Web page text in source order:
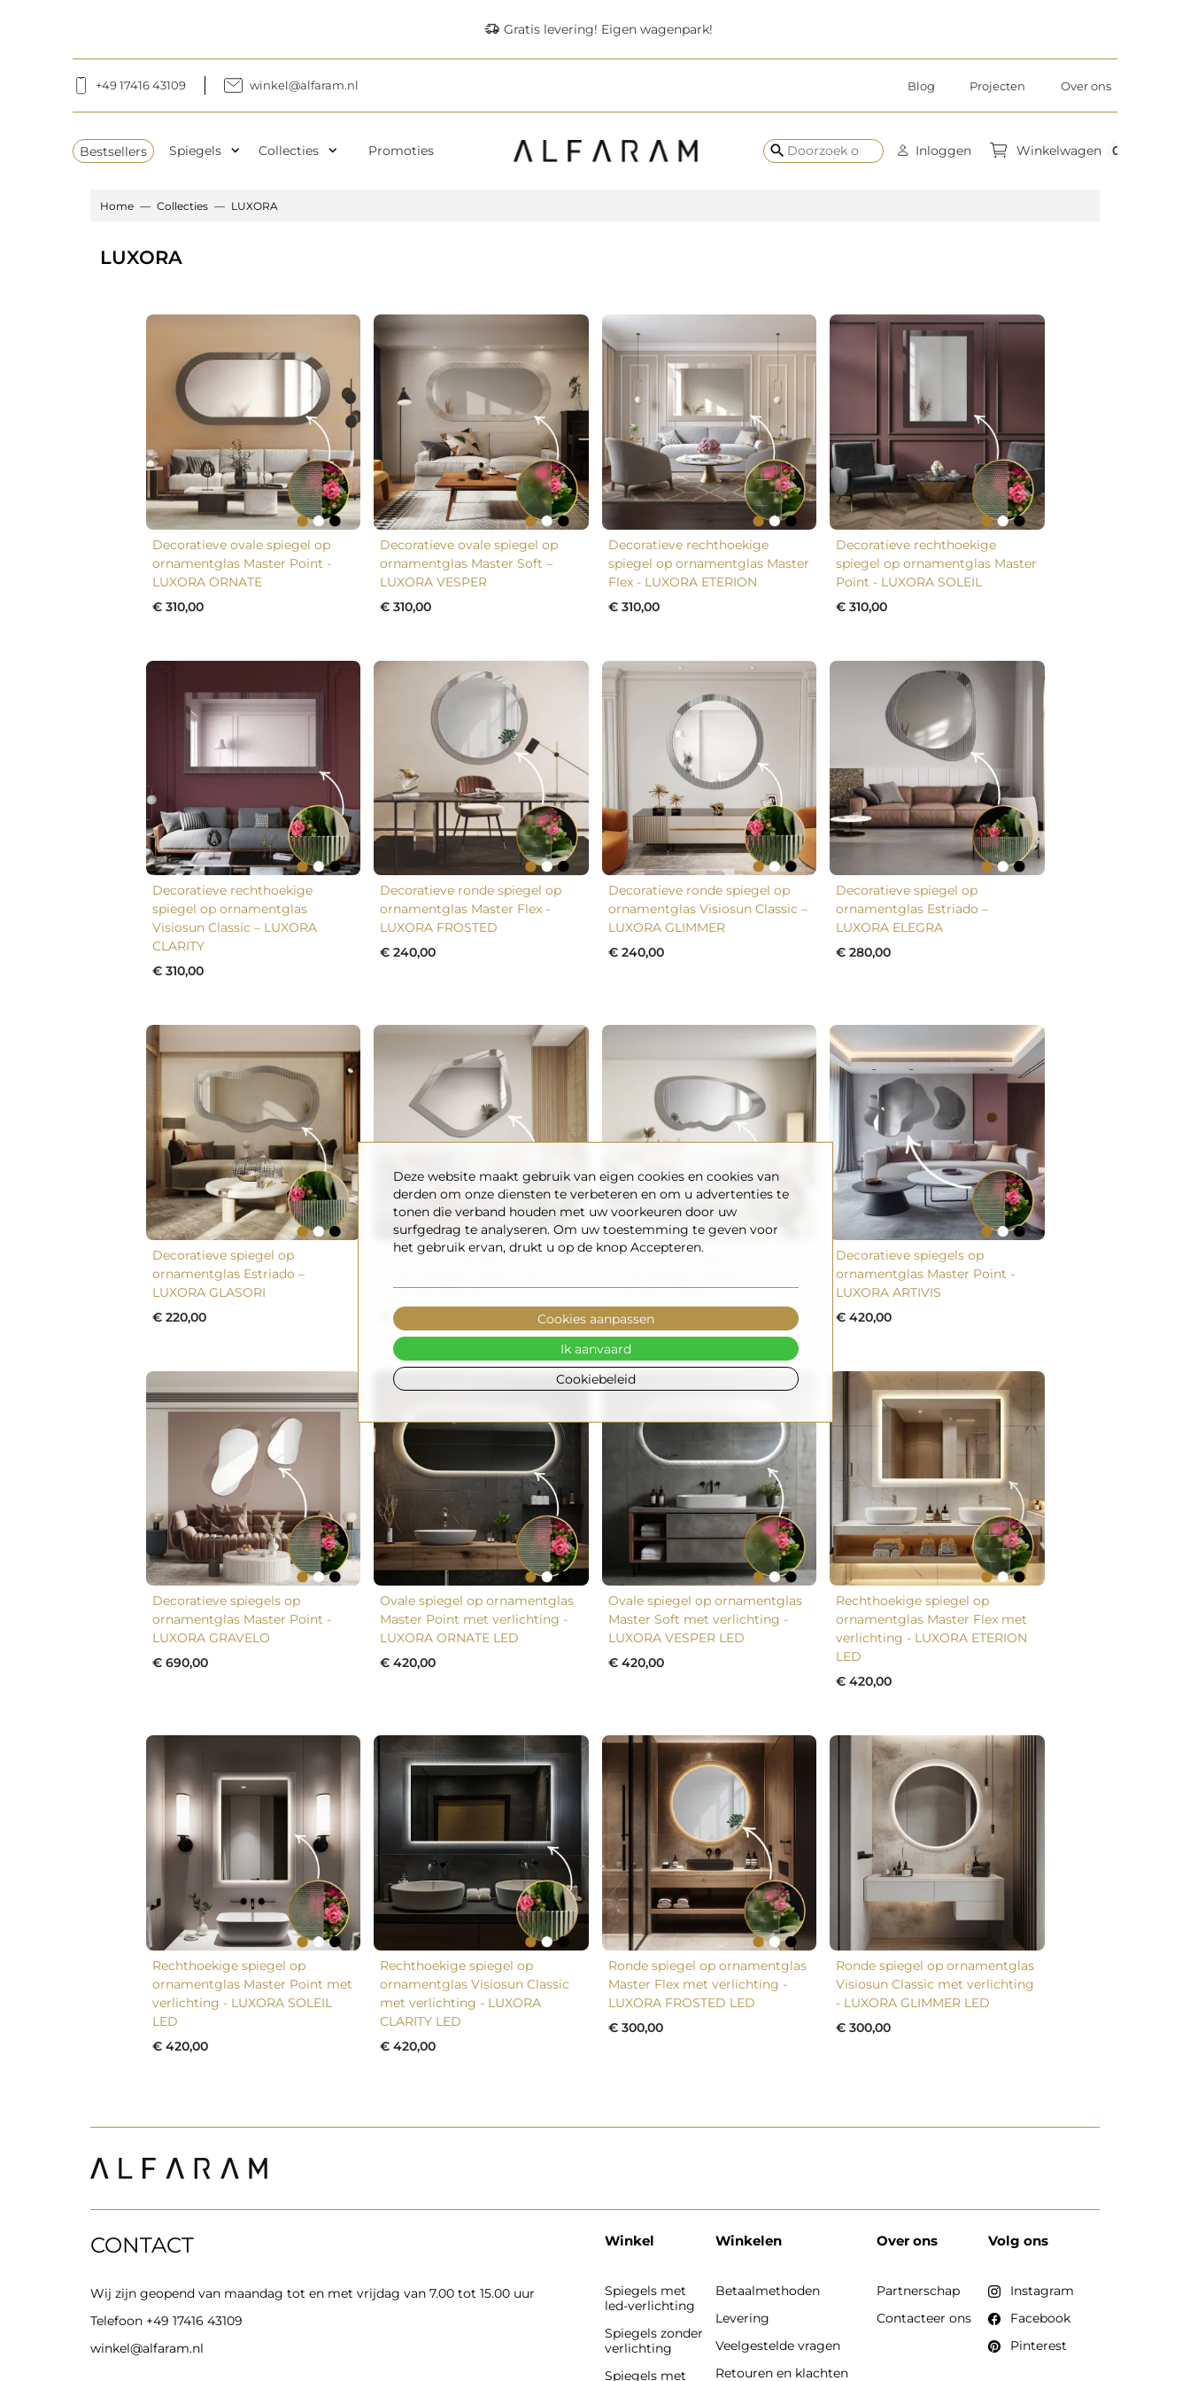
delivery_truck_speed Gratis levering! Eigen wagenpark!
+49 17416 43109 winkel@alfaram.nl Blog Projecten Over ons
Bestsellers Spiegels expand_more Collecties expand_more Promoties search Inloggen Winkelwagen 0
Home Collecties LUXORA
LUXORA
Decoratieve ovale spiegel op
ornamentglas Master Point -
LUXORA ORNATE
€ 310,00
Decoratieve ovale spiegel op
ornamentglas Master Soft –
LUXORA VESPER
€ 310,00
Decoratieve rechthoekige
spiegel op ornamentglas Master
Flex - LUXORA ETERION
€ 310,00
Decoratieve rechthoekige
spiegel op ornamentglas Master
Point - LUXORA SOLEIL
€ 310,00
Decoratieve rechthoekige
spiegel op ornamentglas
Visiosun Classic – LUXORA
CLARITY
€ 310,00
Decoratieve ronde spiegel op
ornamentglas Master Flex -
LUXORA FROSTED
€ 240,00
Decoratieve ronde spiegel op
ornamentglas Visiosun Classic –
LUXORA GLIMMER
€ 240,00
Decoratieve spiegel op
ornamentglas Estriado –
LUXORA ELEGRA
€ 280,00
Decoratieve spiegel op
ornamentglas Estriado –
LUXORA GLASORI
€ 220,00
Decoratieve spiegel op
LUXORA PRISTAL
€ 240,00
Decoratieve spiegel op
LUXORA VITRALIS
€ 310,00
Decoratieve spiegels op
ornamentglas Master Point -
LUXORA ARTIVIS
€ 420,00
Decoratieve spiegels op
ornamentglas Master Point -
LUXORA GRAVELO
€ 690,00
Ovale spiegel op ornamentglas
Master Point met verlichting -
LUXORA ORNATE LED
€ 420,00
Ovale spiegel op ornamentglas
Master Soft met verlichting -
LUXORA VESPER LED
€ 420,00
Rechthoekige spiegel op
ornamentglas Master Flex met
verlichting - LUXORA ETERION
LED
€ 420,00
Rechthoekige spiegel op
ornamentglas Master Point met
verlichting - LUXORA SOLEIL
LED
€ 420,00
Rechthoekige spiegel op
ornamentglas Visiosun Classic
met verlichting - LUXORA
CLARITY LED
€ 420,00
Ronde spiegel op ornamentglas
Master Flex met verlichting -
LUXORA FROSTED LED
€ 300,00
Ronde spiegel op ornamentglas
Visiosun Classic met verlichting
- LUXORA GLIMMER LED
€ 300,00
Deze website maakt gebruik van eigen cookies en cookies van
derden om onze diensten te verbeteren en om u advertenties te
tonen die verband houden met uw voorkeuren door uw
surfgedrag te analyseren. Om uw toestemming te geven voor
het gebruik ervan, drukt u op de knop Accepteren.
Cookiebeleid
Cookies aanpassen
Ik aanvaard
CONTACT
Wij zijn geopend van maandag tot en met vrijdag van 7.00 tot 15.00 uur
Telefoon +49 17416 43109
winkel@alfaram.nl
Winkel
Spiegels met
led-verlichting
Spiegels zonder
verlichting
Spiegels met
Winkelen
Betaalmethoden
Levering
Veelgestelde vragen
Retouren en klachten
Over ons
Partnerschap
Contacteer ons
Volg ons
Instagram
Facebook
Pinterest